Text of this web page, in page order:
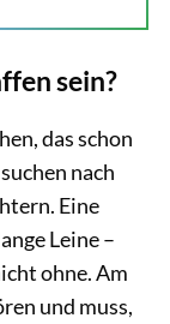
sein?
das schon
nach
Eine
Leine –
ohne. Am
und muss,